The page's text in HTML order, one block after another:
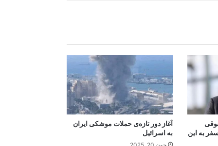
به این
آغاز دور تازه‌ی حملات موشکی ایران
به اسرائیل